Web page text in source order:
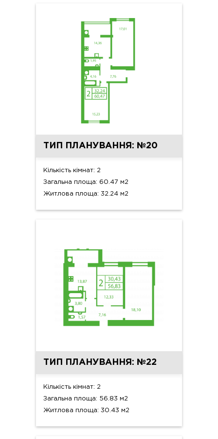
ТИП ПЛАНУВАННЯ: №20
Кількість кімнат: 2
Загальна площа: 60.47 м2
Житлова площа: 32.24 м2
ТИП ПЛАНУВАННЯ: №22
Кількість кімнат: 2
Загальна площа: 56.83 м2
Житлова площа: 30.43 м2